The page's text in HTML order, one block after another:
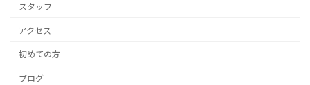
スタッフ
アクセス
初めての方
ブログ